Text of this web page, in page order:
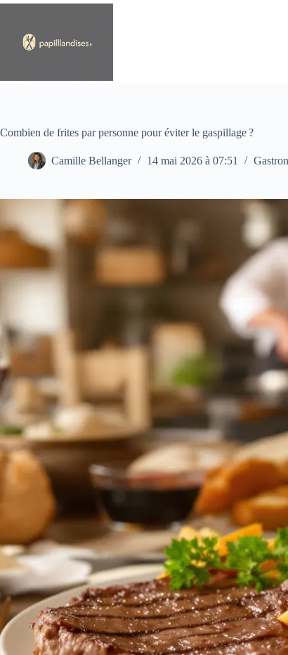
Passer
Combien de frites par personne pour éviter le gaspillage ?
Camille Bellanger 14 mai 2026 à 07:51